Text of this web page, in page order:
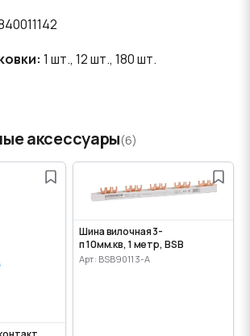
1 шт., 12 шт., 180 шт.
аксессуары(6)
Шина вилочная 3-
п 10мм.кв, 1 метр, BSB
Арт: BSB90113-A